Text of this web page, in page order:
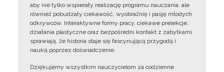
aby nie tylko wspierały realizację programu nauczania, ale
również pobudzały ciekawość, wyobraźnię i pasję młodych
odkrywców. Interaktywne formy pracy, ciekawe prelekcje,
działania plastyczne oraz bezpośredni kontakt z zabytkami
sprawiają, że historia staje się fascynującą przygodą i
nauką poprzez doświadczenie.
Dziękujemy wszystkim nauczycielom za codzienne